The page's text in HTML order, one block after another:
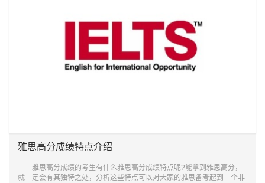
雅思高分成绩特点介绍
雅思高分成绩的考生有什么雅思高分成绩特点呢?能拿到雅思高分，
就一定会有其独特之处，分析这些特点可以对大家的雅思备考起到一个非